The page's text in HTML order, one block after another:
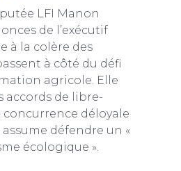
LFI Manon
de l’exécutif
à la colère des
à côté du défi
agricole. Elle
accords de libre-
déloyale
défendre un «
écologique ».